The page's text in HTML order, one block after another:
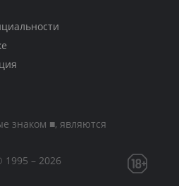
знаком ■, являются
– 2026